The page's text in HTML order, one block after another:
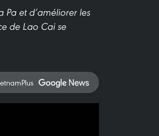
et d’améliorer les
de Lao Cai se